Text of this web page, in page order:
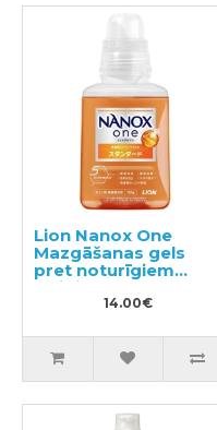
Lion Nanox One
Mazgāšanas gels
pret noturīgiem
traipiem 380g
14.00€